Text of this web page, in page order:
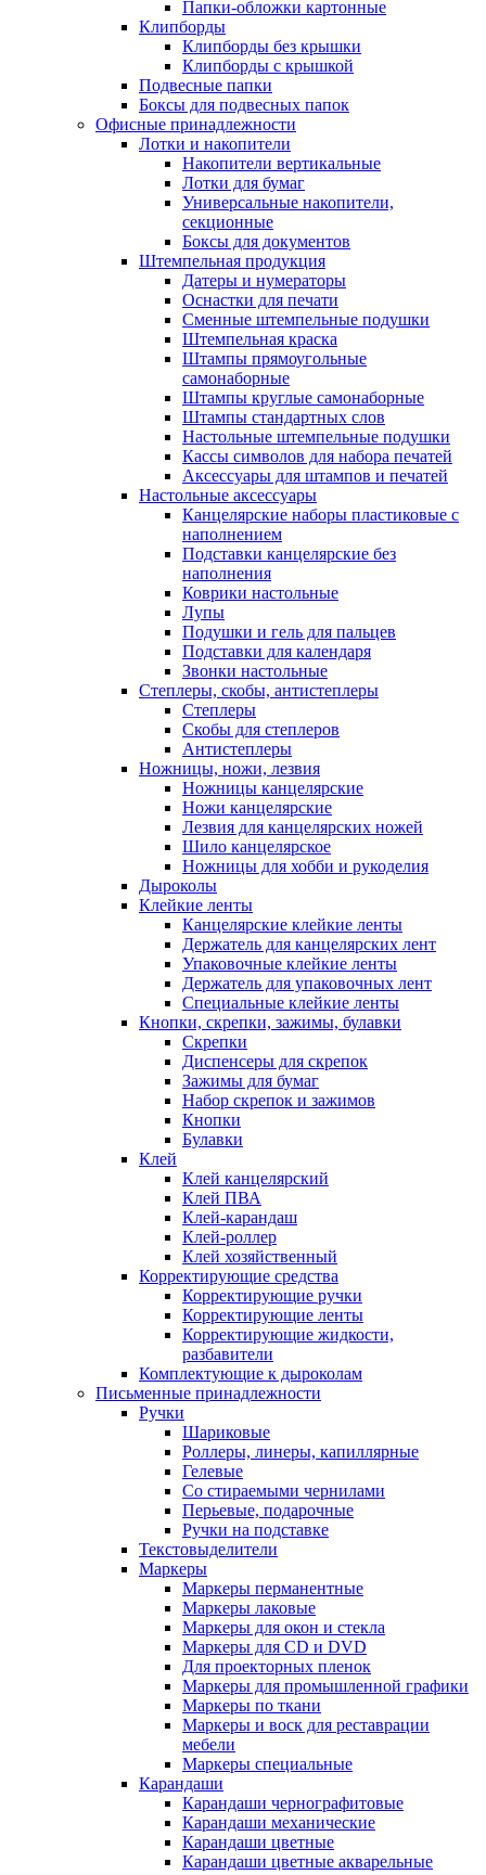
Папки-обложки картонные
Клипборды
Клипборды без крышки
Клипборды с крышкой
Подвесные папки
Боксы для подвесных папок
Офисные принадлежности
Лотки и накопители
Накопители вертикальные
Лотки для бумаг
Универсальные накопители,
секционные
Боксы для документов
Штемпельная продукция
Датеры и нумераторы
Оснастки для печати
Сменные штемпельные подушки
Штемпельная краска
Штампы прямоугольные
самонаборные
Штампы круглые самонаборные
Штампы стандартных слов
Настольные штемпельные подушки
Кассы символов для набора печатей
Аксессуары для штампов и печатей
Настольные аксессуары
Канцелярские наборы пластиковые с
наполнением
Подставки канцелярские без
наполнения
Коврики настольные
Лупы
Подушки и гель для пальцев
Подставки для календаря
Звонки настольные
Степлеры, скобы, антистеплеры
Степлеры
Скобы для степлеров
Антистеплеры
Ножницы, ножи, лезвия
Ножницы канцелярские
Ножи канцелярские
Лезвия для канцелярских ножей
Шило канцелярское
Ножницы для хобби и рукоделия
Дыроколы
Клейкие ленты
Канцелярские клейкие ленты
Держатель для канцелярских лент
Упаковочные клейкие ленты
Держатель для упаковочных лент
Специальные клейкие ленты
Кнопки, скрепки, зажимы, булавки
Скрепки
Диспенсеры для скрепок
Зажимы для бумаг
Набор скрепок и зажимов
Кнопки
Булавки
Клей
Клей канцелярский
Клей ПВА
Клей-карандаш
Клей-роллер
Клей хозяйственный
Корректирующие средства
Корректирующие ручки
Корректирующие ленты
Корректирующие жидкости,
разбавители
Комплектующие к дыроколам
Письменные принадлежности
Ручки
Шариковые
Роллеры, линеры, капиллярные
Гелевые
Со стираемыми чернилами
Перьевые, подарочные
Ручки на подставке
Текстовыделители
Маркеры
Маркеры перманентные
Маркеры лаковые
Маркеры для окон и стекла
Маркеры для CD и DVD
Для проекторных пленок
Маркеры для промышленной графики
Маркеры по ткани
Маркеры и воск для реставрации
мебели
Маркеры специальные
Карандаши
Карандаши чернографитовые
Карандаши механические
Карандаши цветные
Карандаши цветные акварельные